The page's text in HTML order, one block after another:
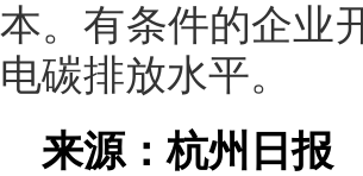
本。有条件的企业
电碳排放水平。
来源：杭州日